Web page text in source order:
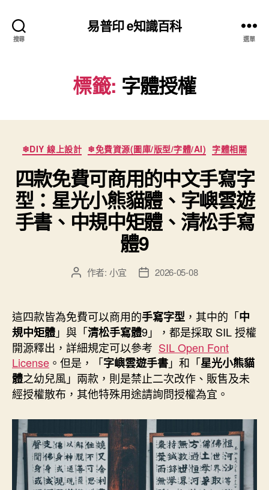
搜尋
易普印 e知識百科
選單
標籤: 字體授權
分
類
❄DIY 線上設計 ❄免費資源(圖庫/版型/字體/AI) 字體相關
四款免費可商用的中文手寫字
型：星光小熊貓體、字嶼雲遊
手書、中規中矩體、清松手寫
體9
文
者
作者: 小宜
文
佈
日
期
2026-05-08
這四款皆為免費可以商用的手寫字型 ，其中的「中
規中矩體」與「清松手寫體9」，都是採取 SIL 授權
開源釋出，詳細規定可以參考 SIL Open Font
License 。但是，「字嶼雲遊手書」和「星光小熊貓
體之幼兒風」兩款，則是禁止二次改作、販售及未
經授權散布，其他特殊用途請詢問授權為宜。